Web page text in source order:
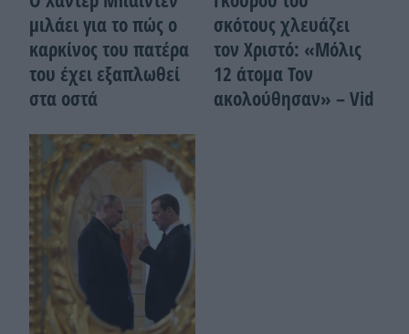
μιλάει για το πώς ο
καρκίνος του πατέρα
του έχει εξαπλωθεί
στα οστά
σκότους χλευάζει
τον Χριστό: «Μόλις
12 άτομα Τον
ακολούθησαν» – Vid